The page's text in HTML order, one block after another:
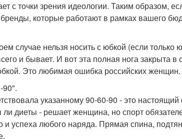
с точки зрения идеологии. Таким образом,
которые работают в рамках вашего
случае нельзя носить с юбкой (если только
и бывает. И вот эта полная нога закрыта в
Это любимая ошибка российских женщин.
90".
указанному 90-60-90 - это
диеты - решает женщина, но спорт
и успеха любого наряда. Прямая спина,